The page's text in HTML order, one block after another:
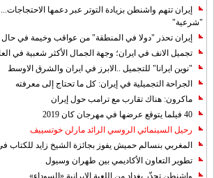
إيران تتهم واشنطن بزيادة التوتر عبر دعمها
"شرعية"
إيران تحذر "دولا في المنطقة" من عواقب وخيمة في حال
تجميل الانف في ايران؛ وجهة الجمال الأكثر شعبية في
"نوين ايرانا" للتجميل ..الابرز في ايران والشرق الاوسط
الجراحة التجميلية في إيران: كل ما تحتاج إلى معرفته
ماكرون: هناك تقارب مع ترامب حول إيران
40 فيلما يتوقع عرضها في مهرجان كان 2019
رحيل السينمائي الروسي الرائد مارلن خوتسييف
المغربي بنسالم حميش يفوز بجائزة الشيخ زايد للكتاب
تطوير التعاون الأكاديمي بين طهران وسيول
واشنطن تحذّر بغداد من اللعبة الإيرانية «السوداء»